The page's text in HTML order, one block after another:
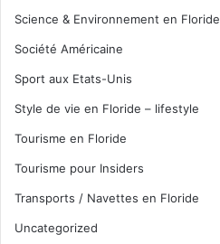
Science & Environnement en Floride
Société Américaine
Sport aux Etats-Unis
Style de vie en Floride – lifestyle
Tourisme en Floride
Tourisme pour Insiders
Transports / Navettes en Floride
Uncategorized